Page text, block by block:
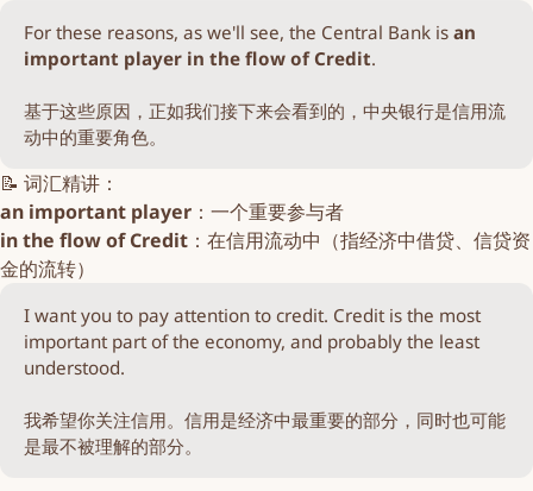
For these reasons, as we'll see, the Central Bank is an
important player in the flow of Credit.
基于这些原因，正如我们接下来会看到的，中央银行是信用流
动中的重要角色。
📝 词汇精讲：
an important player ：一个重要参与者
in the flow of Credit ：在信用流动中（指经济中借贷、信贷资
金的流转）
I want you to pay attention to credit. Credit is the most
important part of the economy, and probably the least
understood.
我希望你关注信用。信用是经济中最重要的部分，同时也可能
是最不被理解的部分。